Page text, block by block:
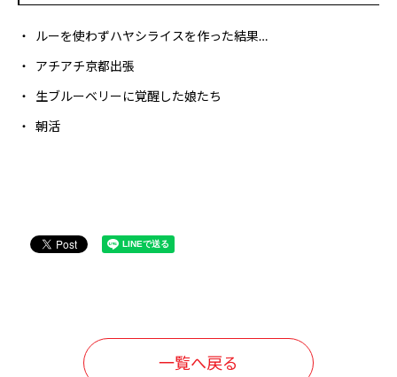
ルーを使わずハヤシライスを作った結果…
アチアチ京都出張
生ブルーベリーに覚醒した娘たち
朝活
一覧へ戻る